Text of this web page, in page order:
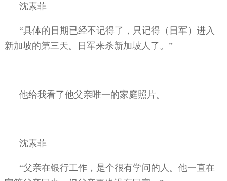
沈素菲
“具体的日期已经不记得了，只记得（日军）进入
新加坡的第三天。日军来杀新加坡人了。”
他给我看了他父亲唯一的家庭照片。
沈素菲
“父亲在银行工作，是个很有学问的人。他一直在